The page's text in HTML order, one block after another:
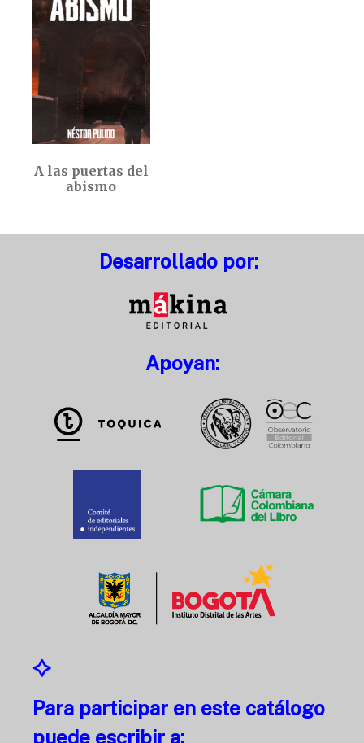
A las puertas del
abismo
Desarrollado por:
Apoyan:
Para participar en este catálogo
puede escribir a: